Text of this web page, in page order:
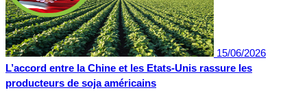
15/06/2026
L’accord entre la Chine et les Etats-Unis rassure les
producteurs de soja américains